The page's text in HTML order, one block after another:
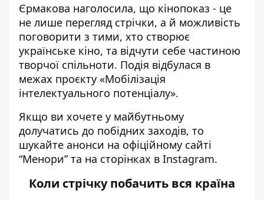
Єрмакова наголосила, що кінопоказ - це
не лише перегляд стрічки, а й можливість
поговорити з тими, хто створює
українське кіно, та відчути себе частиною
творчої спільноти. Подія відбулася в
межах проєкту «Мобілізація
інтелектуального потенціалу».
Якщо ви хочете у майбутньому
долучатись до побідних заходів, то
шукайте анонси на офіційному сайті
“Менори” та на сторінках в Instagram.
Коли стрічку побачить вся країна